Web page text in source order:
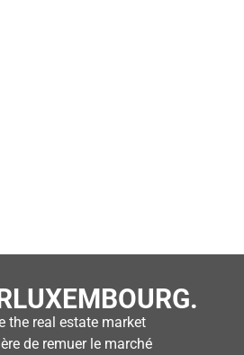
the real estate market
de remuer le marché